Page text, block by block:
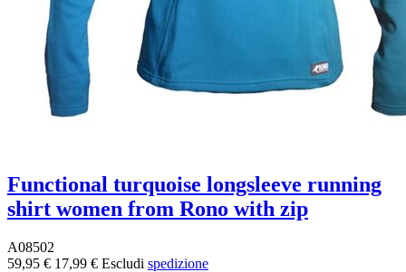
Functional turquoise longsleeve running
shirt women from Rono with zip
A08502
59,95 € 17,99 € Escludi spedizione